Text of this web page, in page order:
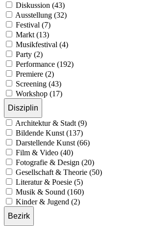
Diskussion (43)
Ausstellung (32)
Festival (7)
Markt (13)
Musikfestival (4)
Party (2)
Performance (192)
Premiere (2)
Screening (43)
Workshop (17)
Disziplin
Architektur & Stadt (9)
Bildende Kunst (137)
Darstellende Kunst (66)
Film & Video (40)
Fotografie & Design (20)
Gesellschaft & Theorie (50)
Literatur & Poesie (5)
Musik & Sound (160)
Kinder & Jugend (2)
Bezirk